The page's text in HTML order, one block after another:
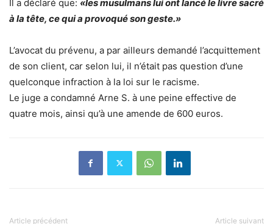
Il a déclaré que: «les musulmans lui ont lancé le livre sacré
à la tête, ce qui a provoqué son geste.»
L’avocat du prévenu, a par ailleurs demandé l’acquittement
de son client, car selon lui, il n’était pas question d’une
quelconque infraction à la loi sur le racisme.
Le juge a condamné Arne S. à une peine effective de
quatre mois, ainsi qu’à une amende de 600 euros.
Article précédent Article suivant